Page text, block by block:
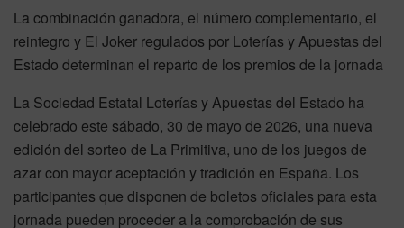
La combinación ganadora, el número complementario, el
reintegro y El Joker regulados por Loterías y Apuestas del
Estado determinan el reparto de los premios de la jornada
La Sociedad Estatal Loterías y Apuestas del Estado ha
celebrado este sábado, 30 de mayo de 2026, una nueva
edición del sorteo de La Primitiva, uno de los juegos de
azar con mayor aceptación y tradición en España. Los
participantes que disponen de boletos oficiales para esta
jornada pueden proceder a la comprobación de sus